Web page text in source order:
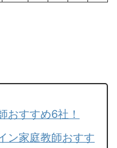
おすすめ6社！
ン家庭教師おすす